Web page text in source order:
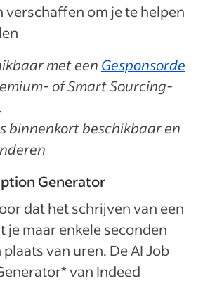
verschaffen om je te helpen
met een Gesponsorde
of Smart Sourcing-
binnenkort beschikbaar en
Generator
dat het schrijven van een
je maar enkele seconden
van uren. De AI Job
van Indeed